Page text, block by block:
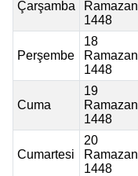
Çarşamba
Ramazan
1448
Perşembe
18
Ramazan
1448
Cuma
19
Ramazan
1448
Cumartesi
20
Ramazan
1448